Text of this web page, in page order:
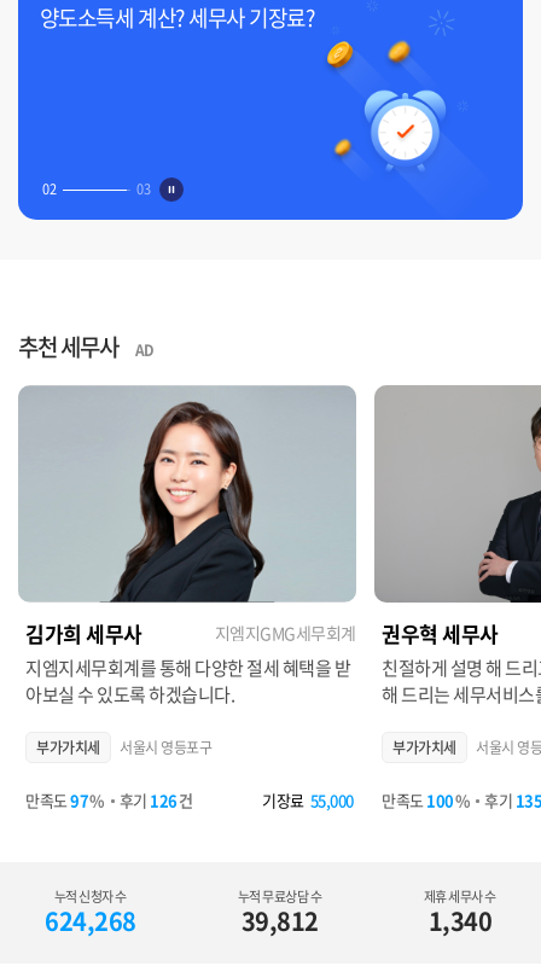
03 03
추천 세무사 AD
김가희 세무사 지엠지GMG세무회계
지엠지세무회계를 통해 다양한 절세 혜택을 받
아보실 수 있도록 하겠습니다.
부가가치세 서울시 영등포구
만족도97% 후기 126건 기장료 55,000
권우혁 세무사
친절하게 설명 해 드
해 드리는 세무서비
부가가치세 서울시 영
만족도100% 후기
누적 신청자 수
624,268
누적 무료상담 수
39,812
제휴 세무사 수
1,340